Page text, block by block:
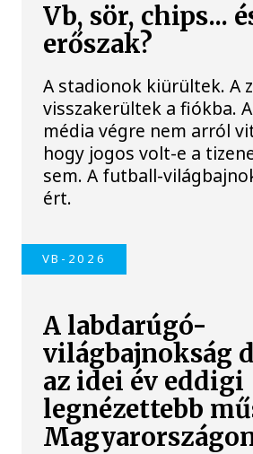
Vb, sör, chips...
erőszak?
A stadionok kiürültek. A
visszakerültek a fiókba.
média végre nem arról
hogy jogos volt-e a
sem. A futball-
ért.
VB-2026
A labdarúgó-
világbajnokság
az idei év eddigi
legnézettebb